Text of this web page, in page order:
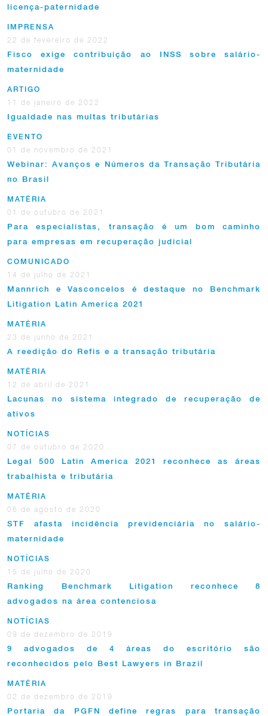
licença-paternidade
IMPRENSA
22 de fevereiro de 2022
Fisco exige contribuição ao INSS sobre salário-
maternidade
ARTIGO
11 de janeiro de 2022
Igualdade nas multas tributárias
EVENTO
01 de novembro de 2021
Webinar: Avanços e Números da Transação Tributária
no Brasil
MATÉRIA
01 de outubro de 2021
Para especialistas, transação é um bom caminho
para empresas em recuperação judicial
COMUNICADO
14 de julho de 2021
Mannrich e Vasconcelos é destaque no Benchmark
Litigation Latin America 2021
MATÉRIA
23 de junho de 2021
A reedição do Refis e a transação tributária
MATÉRIA
12 de abril de 2021
Lacunas no sistema integrado de recuperação de
ativos
NOTÍCIAS
07 de outubro de 2020
Legal 500 Latin America 2021 reconhece as áreas
trabalhista e tributária
MATÉRIA
06 de agosto de 2020
STF afasta incidência previdenciária no salário-
maternidade
NOTÍCIAS
15 de julho de 2020
Ranking Benchmark Litigation reconhece 8
advogados na área contenciosa
NOTÍCIAS
09 de dezembro de 2019
9 advogados de 4 áreas do escritório são
reconhecidos pelo Best Lawyers in Brazil
MATÉRIA
02 de dezembro de 2019
Portaria da PGFN define regras para transação